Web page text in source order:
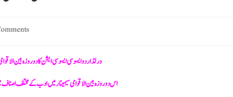
ورلڈ اردو ایسوسی ایسوسی ایشن کا دوروزہ بین
اس دوروزہ بین الاقوامی سیمینار میں ادب کے مختلف